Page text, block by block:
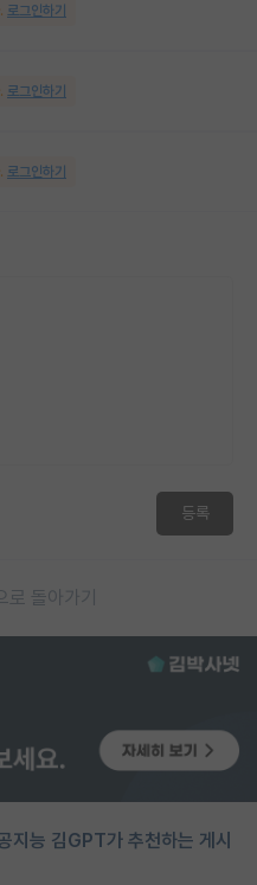
로그인하기
로그인하기
로그인하기
등록
로 돌아가기
지능 김GPT가 추천하는 게시